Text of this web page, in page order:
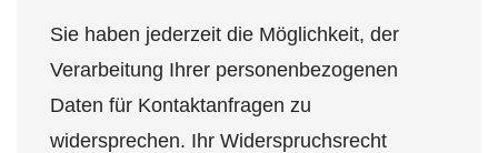
Sie haben jederzeit die Möglichkeit, der
Verarbeitung Ihrer personenbezogenen
Daten für Kontaktanfragen zu
widersprechen. Ihr Widerspruchsrecht